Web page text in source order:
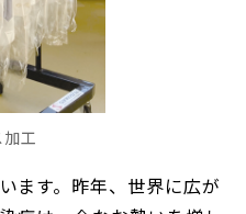
工
ます。昨年、世界に広が